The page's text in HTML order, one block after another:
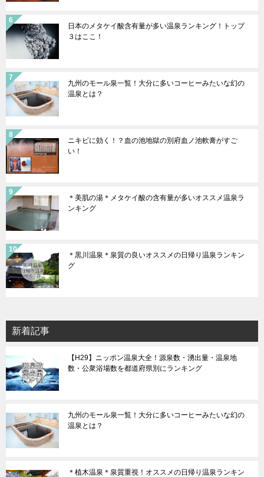
日本のメタケイ酸含有量が多い温泉ランキング！トップ
３はここ！
九州のモール泉一覧！大分に多いコーヒーみたいな幻の
温泉とは？
ニキビに効く！？血の池地獄の別府血ノ池軟膏がすご
い！
＊美肌の湯＊メタケイ酸の含有量が多いオススメ温泉ラ
ンキング
＊黒川温泉＊泉質の良いオススメの日帰り温泉ランキン
グ
新着記事
【H29】ニッポン温泉大全！源泉数・湧出量・温泉地
数・公衆浴場数を都道府県別にランキング
九州のモール泉一覧！大分に多いコーヒーみたいな幻の
温泉とは？
＊植木温泉＊泉質重視！オススメの日帰り温泉ランキン